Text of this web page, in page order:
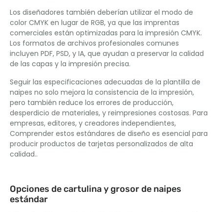
Los diseñadores también deberían utilizar el modo de
color CMYK en lugar de RGB, ya que las imprentas
comerciales están optimizadas para la impresión CMYK.
Los formatos de archivos profesionales comunes
incluyen PDF, PSD, y IA, que ayudan a preservar la calidad
de las capas y la impresión precisa.
Seguir las especificaciones adecuadas de la plantilla de
naipes no solo mejora la consistencia de la impresión,
pero también reduce los errores de producción,
desperdicio de materiales, y reimpresiones costosas. Para
empresas, editores, y creadores independientes,
Comprender estos estándares de diseño es esencial para
producir productos de tarjetas personalizados de alta
calidad..
Opciones de cartulina y grosor de naipes
estándar